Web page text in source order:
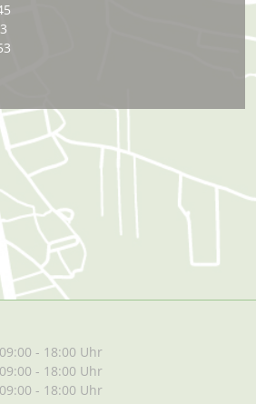
09:00 - 18:00 Uhr
09:00 - 18:00 Uhr
09:00 - 18:00 Uhr